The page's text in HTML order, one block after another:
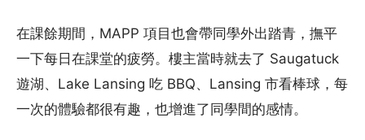
在課餘期間，MAPP 項目也會帶同學外出踏青，撫平
一下每日在課堂的疲勞。樓主當時就去了 Saugatuck
遊湖、Lake Lansing 吃 BBQ、Lansing 市看棒球，每
一次的體驗都很有趣，也增進了同學間的感情。